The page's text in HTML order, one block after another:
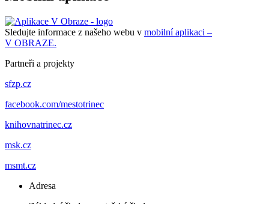
Sledujte informace z našeho webu v mobilní aplikaci –
V OBRAZE.
Partneři a projekty
sfzp.cz
facebook.com/mestotrinec
knihovnatrinec.cz
msk.cz
msmt.cz
Adresa